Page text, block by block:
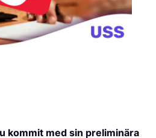
kommit med sin preliminära